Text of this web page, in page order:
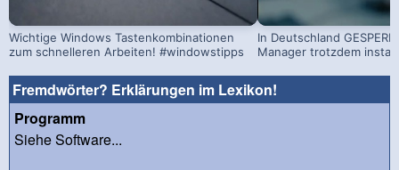
Wichtige Windows Tastenkombinationen
zum schnelleren Arbeiten! #windowstipps
In Deutschland
Manager trotzdem
Fremdwörter? Erklärungen im Lexikon!
Programm
Siehe Software...